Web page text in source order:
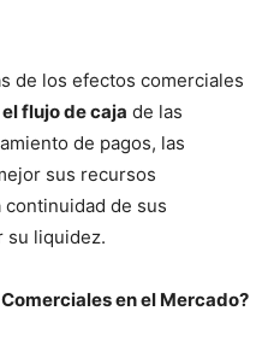
de los efectos comerciales
flujo de caja de las
de pagos, las
sus recursos
de sus
su liquidez.
en el Mercado?